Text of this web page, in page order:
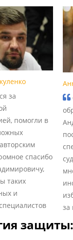
за
помогли в
спасибо
таких
и
за